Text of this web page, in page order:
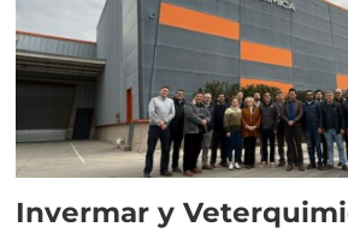
Invermar y